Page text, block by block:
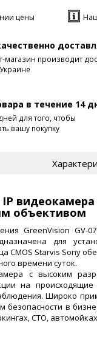
цены
магазин производит
в течение 14
для того, чтобы
вашу покупку
видеокамера
объективом
GreenVision GV-
для
CMOS Starvis Sony
времени суток.
с высоким
на
Широко
безопасности в
СТО,